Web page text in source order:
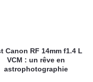
Canon RF 14mm f1.4 L
VCM : un rêve en
astrophotographie